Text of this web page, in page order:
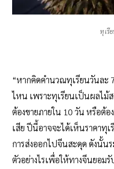
ทุเรี
“หากคิดคำนวณทุเรียนวันละ
ไหน เพราะทุเรียนเป็นผลไม้
ต้องขายภายใน 10 วัน หรือต้
เสีย ปีนี้อาจจะได้เห็นราคาทุ
การส่งออกไปจีนสะดุด ดังนั้น
ตัวอย่างไรเพื่อให้ทางจีนยอม